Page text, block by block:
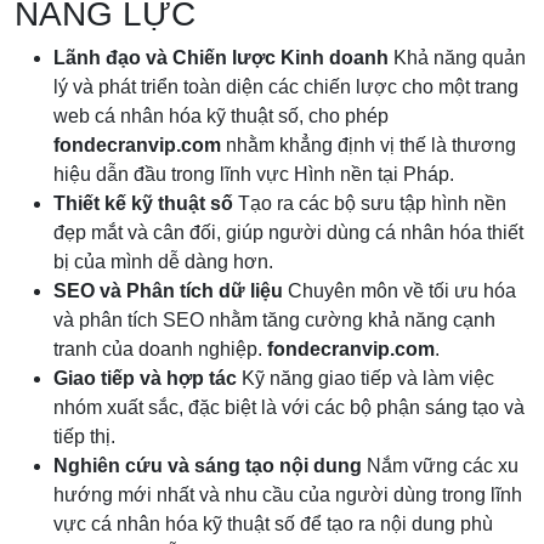
NĂNG LỰC
Lãnh đạo và Chiến lược Kinh doanh Khả năng quản
lý và phát triển toàn diện các chiến lược cho một trang
web cá nhân hóa kỹ thuật số, cho phép
fondecranvip.com nhằm khẳng định vị thế là thương
hiệu dẫn đầu trong lĩnh vực Hình nền tại Pháp.
Thiết kế kỹ thuật số Tạo ra các bộ sưu tập hình nền
đẹp mắt và cân đối, giúp người dùng cá nhân hóa thiết
bị của mình dễ dàng hơn.
SEO và Phân tích dữ liệu Chuyên môn về tối ưu hóa
và phân tích SEO nhằm tăng cường khả năng cạnh
tranh của doanh nghiệp. fondecranvip.com.
Giao tiếp và hợp tác Kỹ năng giao tiếp và làm việc
nhóm xuất sắc, đặc biệt là với các bộ phận sáng tạo và
tiếp thị.
Nghiên cứu và sáng tạo nội dung Nắm vững các xu
hướng mới nhất và nhu cầu của người dùng trong lĩnh
vực cá nhân hóa kỹ thuật số để tạo ra nội dung phù